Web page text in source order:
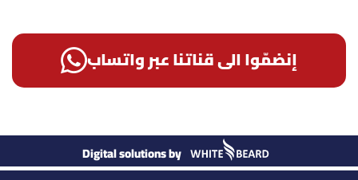
إنضمّوا الى قناتنا عبر واتساب
Digital solutions by